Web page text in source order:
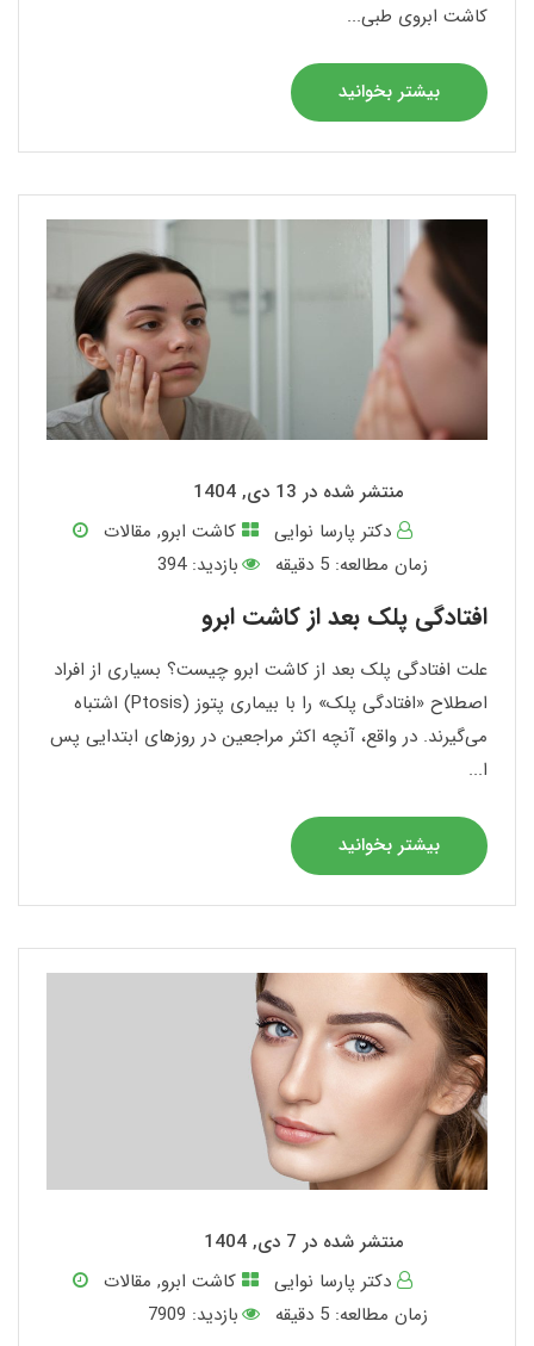
کاشت ابروی طبی...
بیشتر بخوانید
منتشر شده در 13 دی, 1404
دکتر پارسا نوایی
کاشت ابرو, مقالات
زمان مطالعه: 5 دقیقه بازدید: 394
افتادگی پلک بعد از کاشت ابرو
علت افتادگی پلک بعد از کاشت ابرو چیست؟ بسیاری از افراد
اصطلاح «افتادگی پلک» را با بیماری پتوز (Ptosis) اشتباه
می‌گیرند. در واقع، آنچه اکثر مراجعین در روزهای ابتدایی پس
ا...
بیشتر بخوانید
منتشر شده در 7 دی, 1404
دکتر پارسا نوایی
کاشت ابرو, مقالات
زمان مطالعه: 5 دقیقه بازدید: 7909